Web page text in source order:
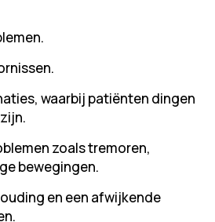
waarbij patiënten dingen
zoals tremoren,
bewegingen.
en een afwijkende